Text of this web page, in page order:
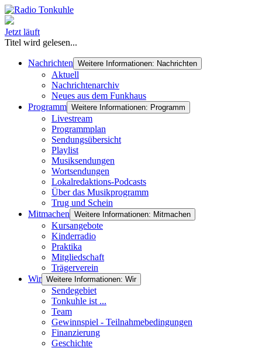
Jetzt läuft
Titel wird gelesen...
Nachrichten Weitere Informationen: Nachrichten
Aktuell
Nachrichtenarchiv
Neues aus dem Funkhaus
Programm Weitere Informationen: Programm
Livestream
Programmplan
Sendungsübersicht
Playlist
Musiksendungen
Wortsendungen
Lokalredaktions-Podcasts
Über das Musikprogramm
Trug und Schein
Mitmachen Weitere Informationen: Mitmachen
Kursangebote
Kinderradio
Praktika
Mitgliedschaft
Trägerverein
Wir Weitere Informationen: Wir
Sendegebiet
Tonkuhle ist ...
Team
Gewinnspiel - Teilnahmebedingungen
Finanzierung
Geschichte